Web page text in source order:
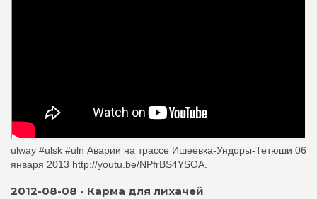
ulway #ulsk #uln Аварии на трассе Ишеевка-Ундоры-Тетюши 06
января 2013 http://youtu.be/NPfrBS4YSOA.
2012-08-08 - Карма для лихачей